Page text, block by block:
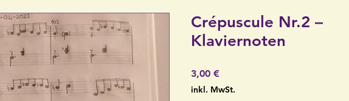
Crépuscule Nr.2 –
Klaviernoten
3,00 €
inkl. MwSt.